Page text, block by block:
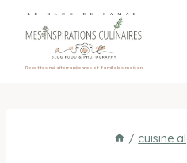
LE BLOG DE SAMAR
Recettes méditerranéennes et familiales maison
/ cuisine